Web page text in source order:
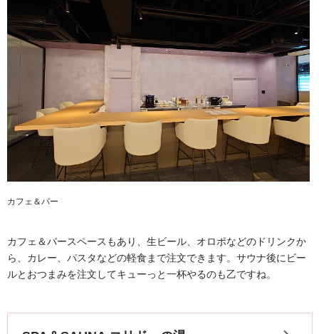
カフェ＆バー
カフェ＆バースペースもあり、生ビール、オロポなどのドリンクか
ら、カレー、パスタなどの軽食まで注文できます。サウナ後にビー
ルとおつまみを注文してキューっと一杯やるのも乙ですね。